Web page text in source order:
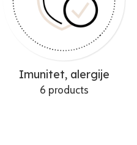
Imunitet, alergije
6 products